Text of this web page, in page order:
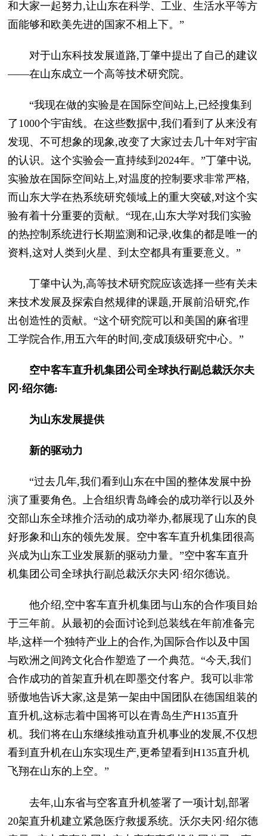
和大家一起努力,让山东在科学、工业、生活水平等方
面能够和欧美先进的国家不相上下。”
对于山东科技发展道路,丁肇中提出了自己的建议
——在山东成立一个高等技术研究院。
“我现在做的实验是在国际空间站上,已经搜集到
了1000个宇宙线。在这些数据中,我们看到了从来没有
发现、不可想象的现象,改变了大家过去几十年对宇宙
的认识。这个实验会一直持续到2024年。”丁肇中说,
实验放在国际空间站上,对温度的控制要求非常严格,
而山东大学在热系统研究领域上的重大突破,对这个实
验有着十分重要的贡献。“现在,山东大学对我们实验
的热控制系统进行长期监测和记录,收集的都是唯一的
资料,这对人类到火星、到太空都具有重要意义。”
丁肇中认为,高等技术研究院应该选择一些有关未
来技术发展及探索自然规律的课题,开展前沿研究,作
出创造性的贡献。“这个研究院可以和美国的麻省理
工学院合作,用五六年的时间,变成顶级研究中心。”
空中客车直升机集团公司全球执行副总裁沃尔夫
冈·绍尔德:
为山东发展提供
新的驱动力
“过去几年,我们看到山东在中国的整体发展中扮
演了重要角色。上合组织青岛峰会的成功举行以及外
交部山东全球推介活动的成功举办,都展现了山东的良
好形象和山东的领先发展。空中客车直升机集团很高
兴成为山东工业发展新的驱动力量。”空中客车直升
机集团公司全球执行副总裁沃尔夫冈·绍尔德说。
他介绍,空中客车直升机集团与山东的合作项目始
于三年前。从最初的会面讨论到总装线在年前准备完
毕,这样一个独特产业上的合作,为国际合作以及中国
与欧洲之间跨文化合作塑造了一个典范。“今天,我们
合作成功的首架直升机在即墨交付客户。我可以非常
骄傲地告诉大家,这是第一架由中国团队在德国组装的
直升机,这标志着中国将可以在青岛生产H135直升
机。我们将在山东继续推动直升机事业的发展,不仅想
看到直升机在山东实现生产,更希望看到H135直升机
飞翔在山东的上空。”
去年,山东省与空客直升机签署了一项计划,部署
20架直升机建立紧急医疗救援系统。沃尔夫冈·绍尔德